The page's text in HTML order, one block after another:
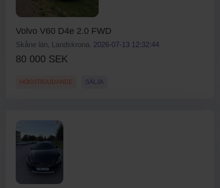
Volvo V60 D4e 2.0 FWD
Skåne län, Landskrona. 2026-07-13 12:32:44
80 000 SEK
HÖGSTBJUDANDE SÄLJA